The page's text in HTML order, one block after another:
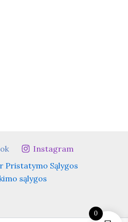
Instagram
Pristatymo Sąlygos
sąlygos
0